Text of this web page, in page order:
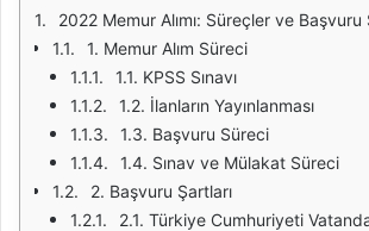
2022 Memur Alımı: Süreçler ve Başvuru
1. Memur Alım Süreci
1.1. KPSS Sınavı
1.2. İlanların Yayınlanması
1.3. Başvuru Süreci
1.4. Sınav ve Mülakat Süreci
2. Başvuru Şartları
2.1. Türkiye Cumhuriyeti